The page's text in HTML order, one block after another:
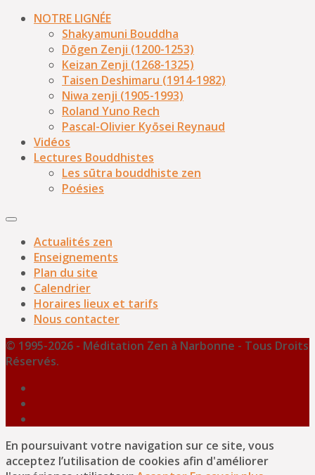
NOTRE LIGNÉE
Shakyamuni Bouddha
Dōgen Zenji (1200-1253)
Keizan Zenji (1268-1325)
Taisen Deshimaru (1914-1982)
Niwa zenji (1905-1993)
Roland Yuno Rech
Pascal-Olivier Kyōsei Reynaud
Vidéos
Lectures Bouddhistes
Les sūtra bouddhiste zen
Poésies
Actualités zen
Enseignements
Plan du site
Calendrier
Horaires lieux et tarifs
Nous contacter
© 1995-2026 - Méditation Zen à Narbonne - Tous Droits
Réservés.
En poursuivant votre navigation sur ce site, vous
acceptez l’utilisation de cookies afin d'améliorer